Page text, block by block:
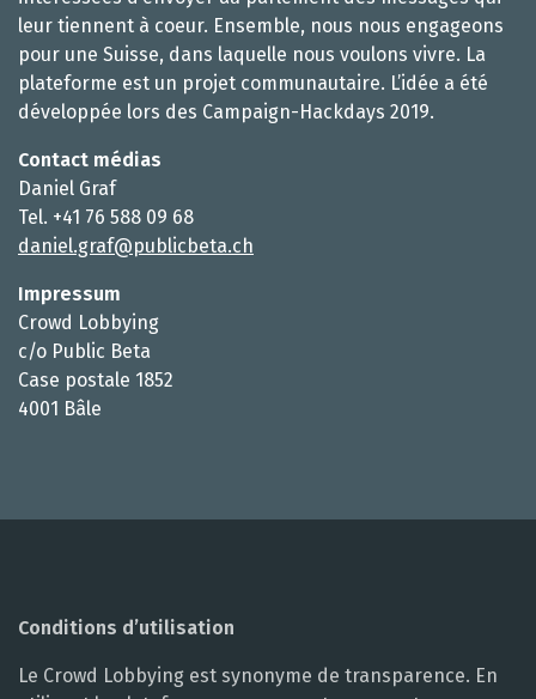
leur tiennent à coeur. Ensemble, nous nous engageons
pour une Suisse, dans laquelle nous voulons vivre. La
plateforme est un projet communautaire. L’idée a été
développée lors des Campaign-Hackdays 2019.
Contact médias
Daniel Graf
Tel. +41 76 588 09 68
daniel.graf@publicbeta.ch
Impressum
Crowd Lobbying
c/o Public Beta
Case postale 1852
4001 Bâle
Conditions d’utilisation
Le Crowd Lobbying est synonyme de transparence. En